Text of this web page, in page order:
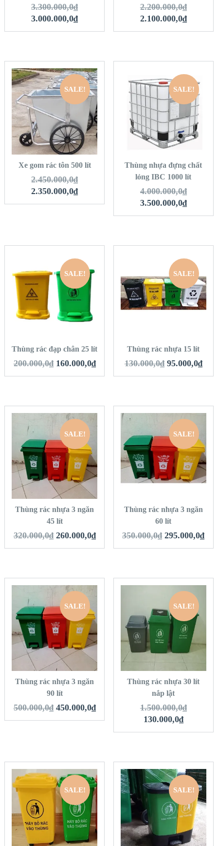
3.300.000,0₫
3.000.000,0₫
2.200.000,0₫
2.100.000,0₫
SALE!
QUICK LOOK
VIEW DETAILS
THÊM VÀO GIỎ
HÀNG
Xe gom rác tôn 500 lít
2.450.000,0₫
2.350.000,0₫
SALE!
QUICK LOOK
VIEW DETAILS
THÊM VÀO GIỎ
HÀNG
Thùng nhựa đựng chất
lỏng IBC 1000 lít
4.000.000,0₫
3.500.000,0₫
SALE!
QUICK LOOK
VIEW DETAILS
THÊM VÀO GIỎ
Thùng rác đạp chân 25 lít
200.000,0₫ 160.000,0₫
SALE!
QUICK LOOK
VIEW DETAILS
Thùng rác nhựa 15 lít
130.000,0₫ 95.000,0₫
SALE!
QUICK LOOK
VIEW DETAILS
THÊM VÀO GIỎ
HÀNG
Thùng rác nhựa 3 ngăn
45 lít
320.000,0₫ 260.000,0₫
SALE!
QUICK LOOK
VIEW DETAILS
THÊM VÀO GIỎ
Thùng rác nhựa 3 ngăn
60 lít
350.000,0₫ 295.000,0₫
SALE!
QUICK LOOK
VIEW DETAILS
THÊM VÀO GIỎ
HÀNG
Thùng rác nhựa 3 ngăn
90 lít
500.000,0₫ 450.000,0₫
SALE!
QUICK LOOK
VIEW DETAILS
THÊM VÀO GIỎ
HÀNG
Thùng rác nhựa 30 lít
nắp lật
1.500.000,0₫
130.000,0₫
SALE!
QUICK LOOK
VIEW DETAILS
THÊM VÀO GIỎ
SALE!
QUICK LOOK
VIEW DETAILS
THÊM VÀO GIỎ